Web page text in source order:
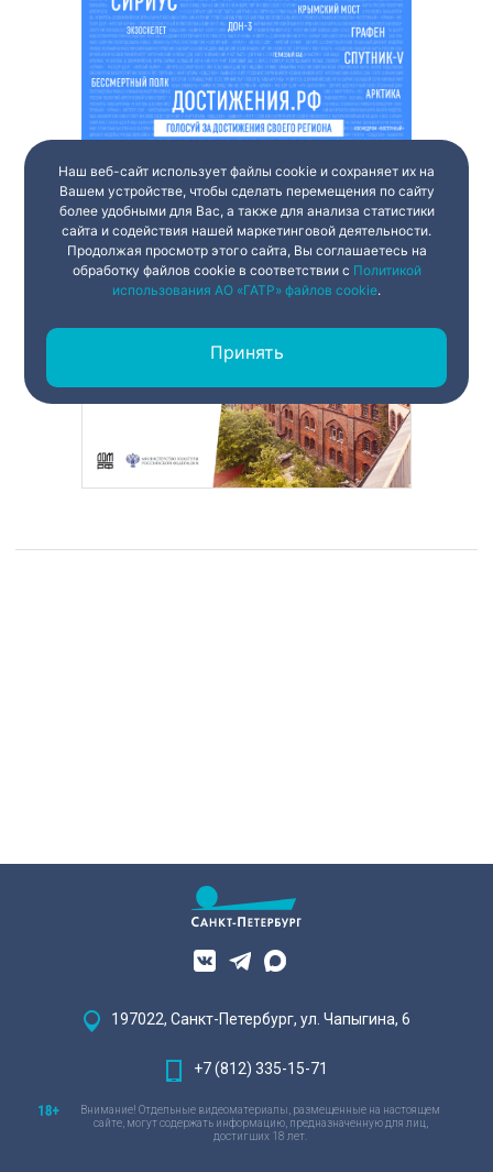
Наш веб-сайт использует файлы cookie и сохраняет их на
Вашем устройстве, чтобы сделать перемещения по сайту
более удобными для Вас, а также для анализа статистики
сайта и содействия нашей маркетинговой деятельности.
Продолжая просмотр этого сайта, Вы соглашаетесь на
обработку файлов cookie в соответствии с Политикой
использования АО «ГАТР» файлов cookie.
Принять
197022, Санкт-Петербург, ул. Чапыгина, 6
+7 (812) 335-15-71
Внимание! Отдельные видеоматериалы, размещенные на настоящем
сайте, могут содержать информацию, предназначенную для лиц,
достигших 18 лет.